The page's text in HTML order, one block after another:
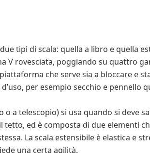
tipi di scala: quella a libro e quella
V rovesciata, poggiando su quattro
che serve sia a bloccare e
per esempio secchio e pennello
o a telescopio) si usa quando si deve
tetto, ed è composta di due elementi
La scala estensibile è elastica e
una certa agilità.